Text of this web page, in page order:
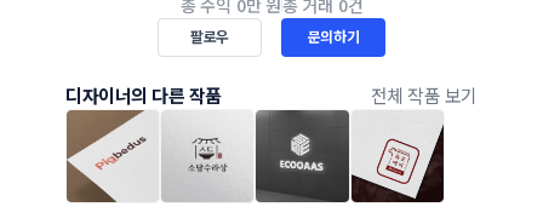
팔로우 문의하기
디자이너의 다른 작품 전체 작품 보기